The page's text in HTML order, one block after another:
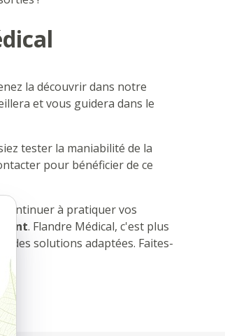
la découvrir dans notre
et vous guidera dans le
tester la maniabilité de la
pour bénéficier de ce
continuer à pratiquer vos
. Flandre Médical, c'est plus
des solutions adaptées. Faites-